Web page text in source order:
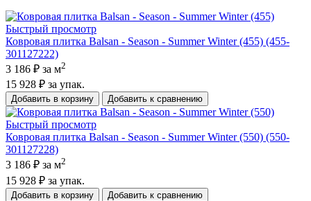
Быстрый просмотр
Ковровая плитка Balsan - Season - Summer Winter (455) (455-
301127222)
3 186 ₽ за м2
15 928 ₽ за упак.
Добавить в корзину Добавить к сравнению
Быстрый просмотр
Ковровая плитка Balsan - Season - Summer Winter (550) (550-
301127228)
3 186 ₽ за м2
15 928 ₽ за упак.
Добавить в корзину Добавить к сравнению